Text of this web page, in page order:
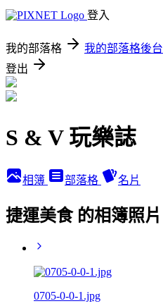
登入
我的部落格 我的部落格後台
登出
S & V 玩樂誌
相簿 部落格 名片
捷運美食 的相簿照片
0705-0-0-1.jpg